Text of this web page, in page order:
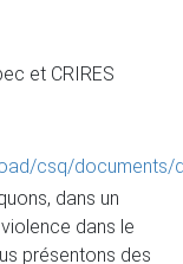
et CRIRES
csq/
dans un
dans le
présentons des